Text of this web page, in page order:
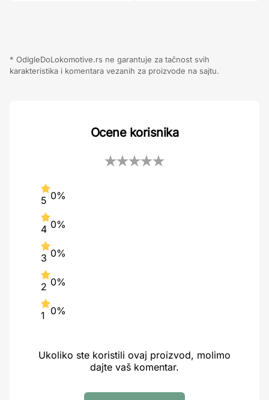
* OdIgleDoLokomotive.rs ne garantuje za tačnost svih
karakteristika i komentara vezanih za proizvode na sajtu.
Ocene korisnika
5 0%
4 0%
3 0%
2 0%
1 0%
Ukoliko ste koristili ovaj proizvod, molimo
dajte vaš komentar.